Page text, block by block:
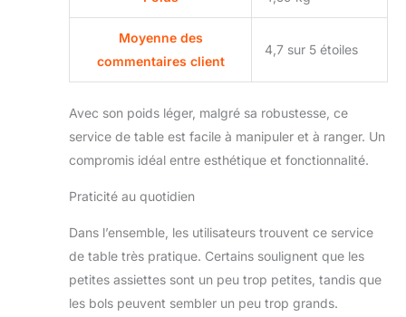
Source : The NPD
Service, ventes en
dollars, 12 mois
décembre 2022
Moyenne des
commentaires client
4,7 sur 5 étoiles
Avec son poids léger, malgré sa robustesse, ce
service de table est facile à manipuler et à ranger. Un
compromis idéal entre esthétique et fonctionnalité.
Praticité au quotidien
Dans l’ensemble, les utilisateurs trouvent ce service
de table très pratique. Certains soulignent que les
petites assiettes sont un peu trop petites, tandis que
les bols peuvent sembler un peu trop grands.